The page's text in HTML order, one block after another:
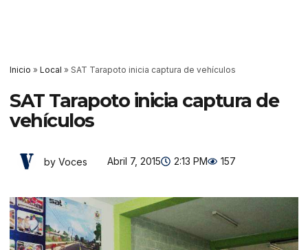
Inicio » Local » SAT Tarapoto inicia captura de vehículos
SAT Tarapoto inicia captura de
vehículos
by Voces Abril 7, 2015 2:13 PM 157